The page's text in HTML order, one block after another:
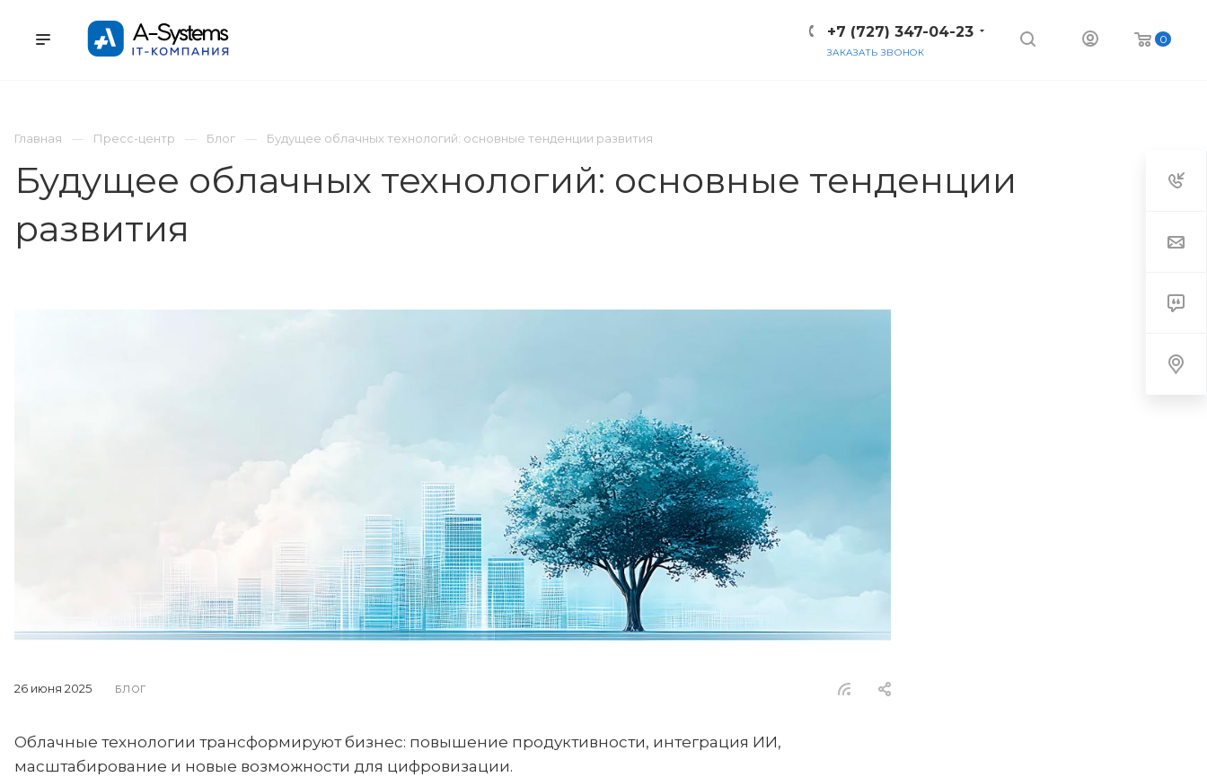
0
+7 (727) 347-04-23
ЗАКАЗАТЬ ЗВОНОК
Главная
Пресс-центр Блог Будущее облачных технологий: основные тенденции развития
Будущее облачных технологий: основные тенденции
развития
26 июня 2025 БЛОГ
Облачные технологии трансформируют бизнес: повышение продуктивности, интеграция ИИ,
масштабирование и новые возможности для цифровизации.